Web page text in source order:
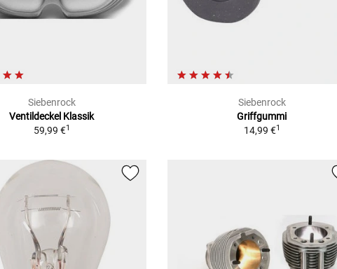
Siebenrock
Ventildeckel Klassik
59,99 €1
Siebenrock
Griffgummi
14,99 €1